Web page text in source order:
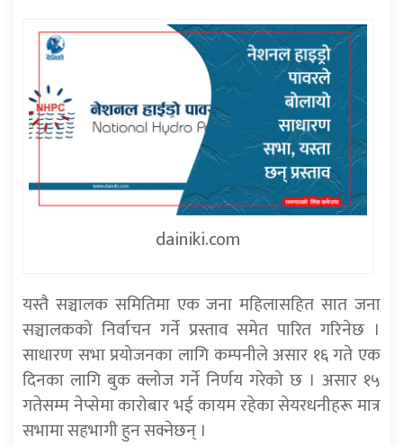
dainiki.com
यस्तै सञ्चालक समितिमा एक जना महिलासहित सात जना
सञ्चालकको निर्वाचन गर्ने प्रस्ताव समेत पारित गरिनेछ ।
साधारण सभा प्रयोजनका लागि कम्पनीले असार १६ गते एक
दिनका लागि बुक क्लोज गर्ने निर्णय गरेको छ । असार १५
गतेसम्म नेप्सेमा कारोबार भई कायम रहेका सेयरधनीहरू मात्र
सभामा सहभागी हुन सक्नेछन् ।